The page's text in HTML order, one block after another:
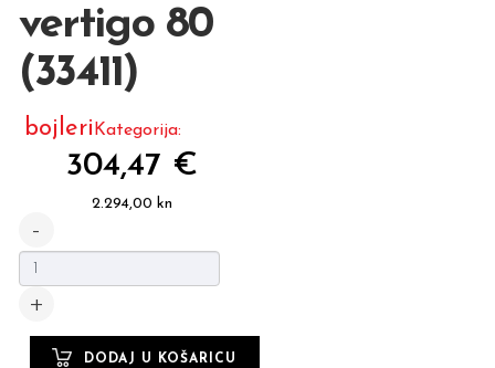
vertigo 80
(33411)
Kategorija:
bojleri
304,47 €
2.294,00 kn